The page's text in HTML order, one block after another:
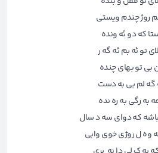
روژ چندم ویستی
که دو ئه ونده
تو ئه بم ئه گه ر
بی تو بهای چنده
گه لم بی به دست
به رگی به ره نده
که دوای سه د سال
وه ل روژی خوی وابی